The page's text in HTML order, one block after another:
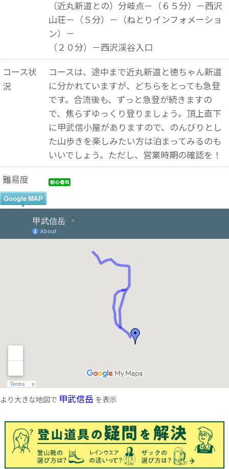
（近丸新道との）分岐点－（６５分）－西沢
山荘－（５分）－（ねとりインフォメーショ
ン）－
（２０分）－西沢渓谷入口
コース状
況
コースは、途中まで近丸新道と徳ちゃん新道
に分かれていますが、どちらをとっても急登
です。合流後も、ずっと急登が続きますの
で、焦らずゆっくり登りましょう。頂上直下
に甲武信小屋がありますので、のんびりとし
た山歩きを楽しみたい方は泊まってみるのも
いいでしょう。ただし、営業時期の確認を！
難易度
より大きな地図で 甲武信岳 を表示